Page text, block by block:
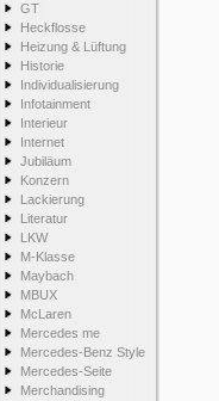
GT
Heckflosse
Heizung & Lüftung
Historie
Individualisierung
Infotainment
Interieur
Internet
Jubiläum
Konzern
Lackierung
Literatur
LKW
M-Klasse
Maybach
MBUX
McLaren
Mercedes me
Mercedes-Benz Style
Mercedes-Seite
Merchandising